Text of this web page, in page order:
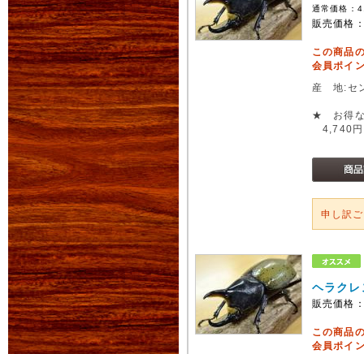
通常価格：
販売価格
この商品
会員ポイ
産 地:セ
★ お得
4,740
申し訳
ヘラク
販売価格
この商品
会員ポイ